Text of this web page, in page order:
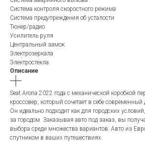
Система контроля скоростного режима
Система предупреждения об усталости
Тюнер/радио
Усилитель руля
Центральный замок
Электрозеркала
Электростекла
Описание
Seat Arona 2022 года с механической коробкой
кроссовер, который сочетает в себе
Он идеально подходит как для городских
за городом. Заказывая авто под заказ, вы
выбора среди множества вариантов. Авто из
спутником в ваших путешествиях.